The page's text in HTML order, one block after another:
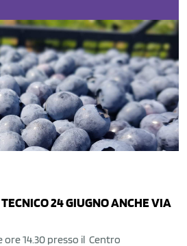
24 GIUGNO ANCHE VIA
ore 14.30 presso il Centro